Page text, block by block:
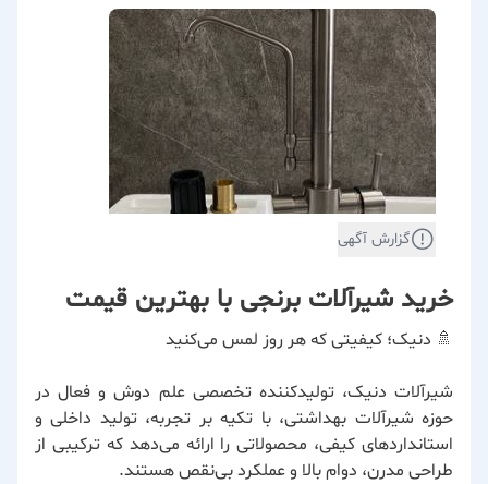
گزارش آگهی
خرید شیرآلات برنجی با بهترین قیمت
🚿 دنیک؛ کیفیتی که هر روز لمس می‌کنید
شیرآلات دنیک، تولیدکننده تخصصی علم دوش و فعال در
حوزه شیرآلات بهداشتی، با تکیه بر تجربه، تولید داخلی و
استانداردهای کیفی، محصولاتی را ارائه می‌دهد که ترکیبی از
طراحی مدرن، دوام بالا و عملکرد بی‌نقص هستند.